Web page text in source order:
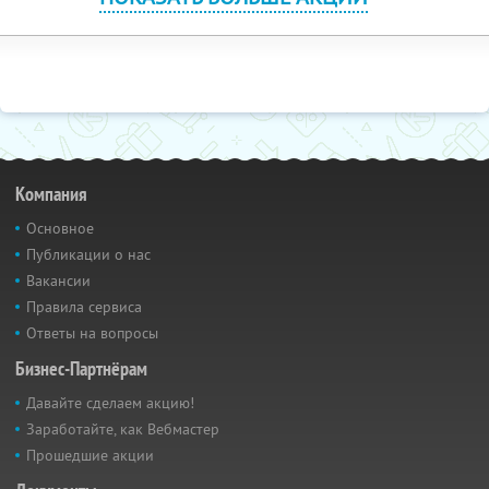
Компания
Основное
Публикации о нас
Вакансии
Правила сервиса
Ответы на вопросы
Бизнес-Партнёрам
Давайте сделаем акцию!
Заработайте, как Вебмастер
Прошедшие акции